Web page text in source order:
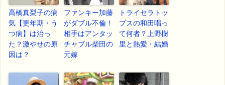
高橋真梨子の病
気【更年期・う
つ病】は治っ
た？激やせの原
因は？
ファンキー加藤
がダブル不倫！
相手はアンタッ
チャブル柴田の
元嫁
トライセラトッ
プスの和田唱っ
て何者？上野樹
里と熱愛・結婚